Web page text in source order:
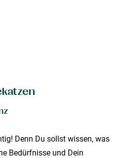
Denn Du sollst wissen, was
Bedürfnisse und Dein